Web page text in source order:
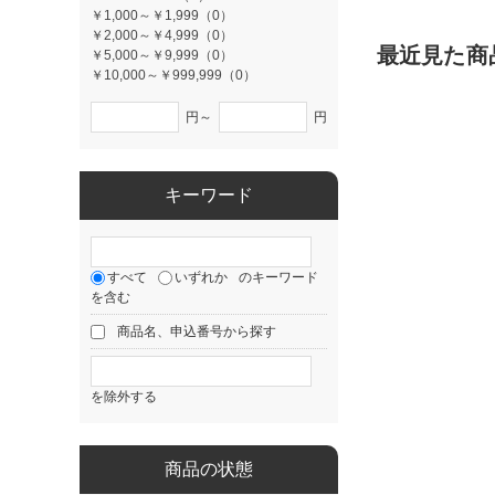
￥1,000～￥1,999（0）
￥2,000～￥4,999（0）
￥5,000～￥9,999（0）
￥10,000～￥999,999（0）
円～ 円
キーワード
すべて いずれか
のキーワード
を含む
商品名、申込番号から探す
を除外する
商品の状態
最近見た商